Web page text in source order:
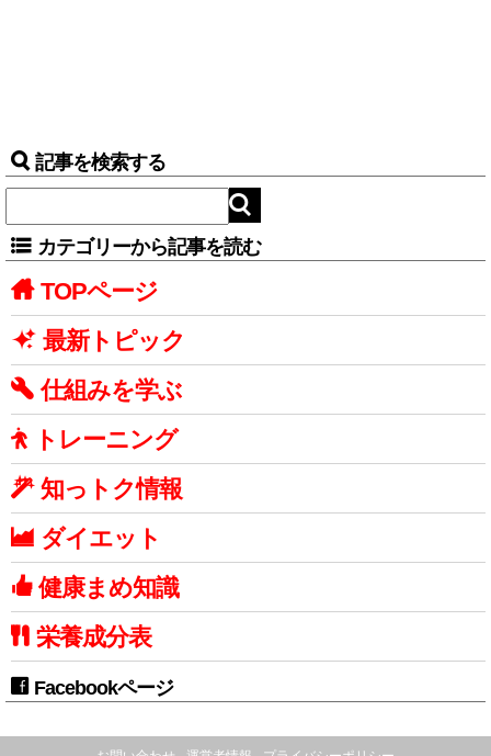
記事を検索する
カテゴリーから記事を読む
TOPページ
最新トピック
仕組みを学ぶ
トレーニング
知っトク情報
ダイエット
健康まめ知識
栄養成分表
Facebookページ